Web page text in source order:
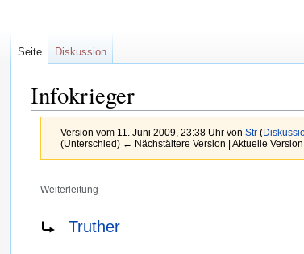
Infokrieger
Version vom 11. Juni 2009, 23:38 Uhr von Str (
(Unterschied) ← Nächstältere Version | Aktuelle
Weiterleitung
Navigation
Suche
Weiterleitung nach:
Truther
Seite Diskussion